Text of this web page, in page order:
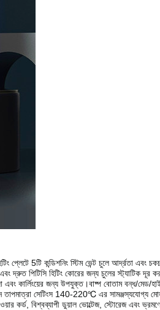
প্লেটে 5টি কন্ডিশনিং স্টিম ভেন্ট চুলে আর্দ্রতা
দ্রুত পিটিসি হিটিং কোরের জন্য চুলের স্ট্যাটিক
কার্লিংয়ের জন্য উপযুক্ত।বাষ্প বোতাম বন্ধ/মেড/হাই,
তাপমাত্রা সেটিংস 140-220℃ এর সামঞ্জস্যযোগ্য
কর্ড, বিশ্বব্যাপী ডুয়াল ভোল্টেজ, স্টোরেজ এবং